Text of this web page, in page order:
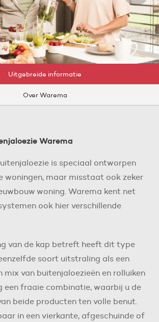
Uitgebreide informatie
Over Warema
Warema
is speciaal ontworpen
woningen, maar misstaat ook zeker
woning. Warema kent net
ook hier verschillende
van de kap betreft heeft dit type
soort uitstraling als een
mix van buitenjaloezieën en rolluiken
een fraaie combinatie, waarbij u de
beide producten ten volle benut.
in een vierkante, afgeschuinde of